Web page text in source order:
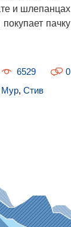
и шлепанцах
пачку
0
6529
Мур, Стив